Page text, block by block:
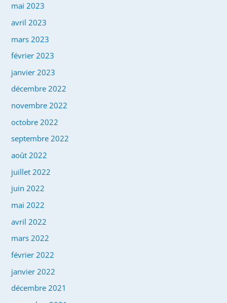
mai 2023
avril 2023
mars 2023
février 2023
janvier 2023
décembre 2022
novembre 2022
octobre 2022
septembre 2022
août 2022
juillet 2022
juin 2022
mai 2022
avril 2022
mars 2022
février 2022
janvier 2022
décembre 2021